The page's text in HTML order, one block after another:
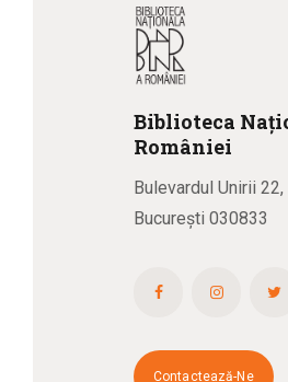
Biblioteca N
României
Bulevardul Unirii 22,
București 030833
Contactează-Ne